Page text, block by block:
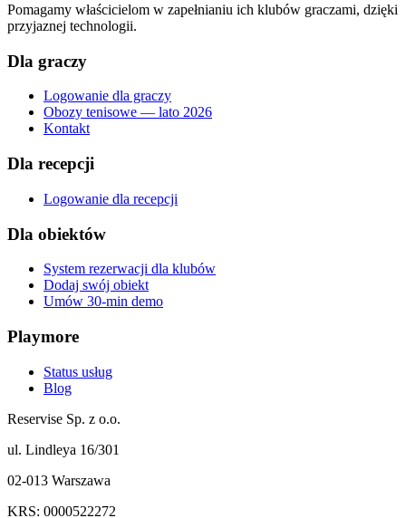
Pomagamy właścicielom w zapełnianiu ich klubów graczami, dzięki
przyjaznej technologii.
Dla graczy
Logowanie dla graczy
Obozy tenisowe — lato 2026
Kontakt
Dla recepcji
Logowanie dla recepcji
Dla obiektów
System rezerwacji dla klubów
Dodaj swój obiekt
Umów 30-min demo
Playmore
Status usług
Blog
Reservise Sp. z o.o.
ul. Lindleya 16/301
02-013 Warszawa
KRS: 0000522272